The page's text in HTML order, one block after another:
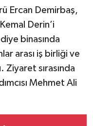
Ercan Demirbaş,
Derin’i
binasında
arası iş birliği ve
Ziyaret sırasında
Mehmet Ali